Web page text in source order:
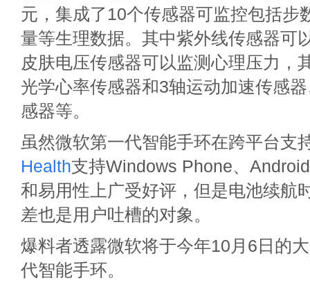
元，集成了10个传感器可监控包括步
量等生理数据。其中紫外线传感器可
皮肤电压传感器可以监测心理压力，
光学心率传感器和3轴运动加速传感
感器等。
虽然微软第一代智能手环在跨平台支
Health支持Windows Phone、
和易用性上广受好评，但是电池续航
差也是用户吐槽的对象。
爆料者透露微软将于今年10月6日的
代智能手环。